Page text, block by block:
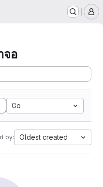
จอ
Go
by: Oldest created